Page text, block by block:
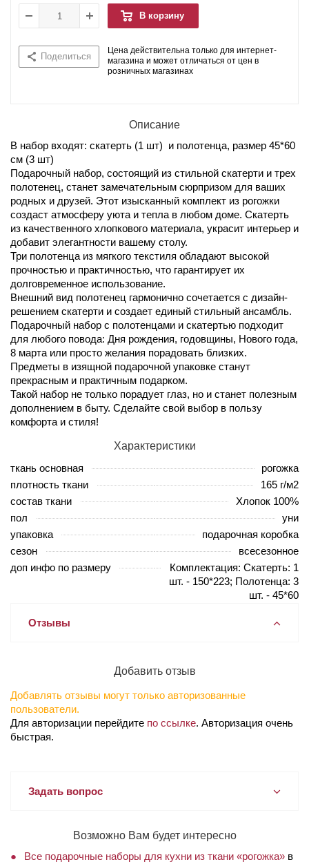
В корзину
Поделиться
Цена действительна только для интернет-
магазина и может отличаться от цен в
розничных магазинах
Описание
В набор входят: скатерть (1 шт) и полотенца, размер 45*60
см (3 шт)
Подарочный набор, состоящий из стильной скатерти и трех
полотенец, станет замечательным сюрпризом для ваших
родных и друзей. Этот изысканный комплект из рогожки
создаст атмосферу уюта и тепла в любом доме. Скатерть
из качественного хлопкового материала, украсит интерьер и
добавит элегантности вашему столу.
Три полотенца из мягкого текстиля обладают высокой
прочностью и практичностью, что гарантирует их
долговременное использование.
Внешний вид полотенец гармонично сочетается с дизайн-
решением скатерти и создает единый стильный ансамбль.
Подарочный набор с полотенцами и скатертью подходит
для любого повода: Дня рождения, годовщины, Нового года,
8 марта или просто желания порадовать близких.
Предметы в изящной подарочной упаковке станут
прекрасным и практичным подарком.
Такой набор не только порадует глаз, но и станет полезным
дополнением в быту. Сделайте свой выбор в пользу
комфорта и стиля!
Характеристики
ткань основная
рогожка
плотность ткани
165 г/м2
состав ткани
Хлопок 100%
пол
уни
упаковка
подарочная коробка
сезон
всесезонное
доп инфо по размеру
Комплектация: Скатерть: 1
шт. - 150*223; Полотенца: 3
шт. - 45*60
Отзывы
Добавить отзыв
Добавлять отзывы могут только авторизованные
пользователи.
Для авторизации перейдите по ссылке. Авторизация очень
быстрая.
Задать вопрос
Возможно Вам будет интересно
Все подарочные наборы для кухни из ткани «рогожка» в